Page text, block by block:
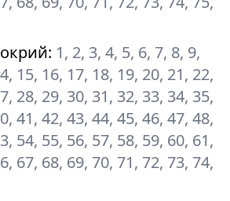
: 1, 2, 3, 4, 5, 6, 7, 8, 9,
15, 16, 17, 18, 19, 20, 21, 22,
28, 29, 30, 31, 32, 33, 34, 35,
41, 42, 43, 44, 45, 46, 47, 48,
54, 55, 56, 57, 58, 59, 60, 61,
67, 68, 69, 70, 71, 72, 73, 74,